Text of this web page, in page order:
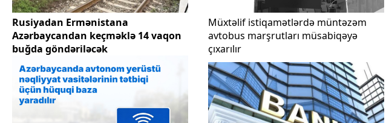
Rusiyadan Ermənistana
Azərbaycandan keçməklə 14 vaqon
buğda göndəriləcək
Müxtəlif istiqamətlərdə müntəzəm
avtobus marşrutları müsabiqəyə
çıxarılır